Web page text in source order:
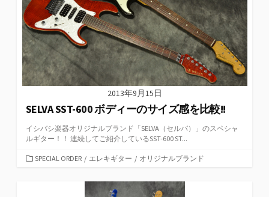
2013年9月15日
SELVA SST-600 ボディーのサイズ感を比較!!
イシバシ楽器オリジナルブランド「SELVA（セルバ）」のスペシャ
ルギター！！ 連続してご紹介しているSST-600 ST...
カSPECIAL ORDER / エレキギター / オリジナルブランド